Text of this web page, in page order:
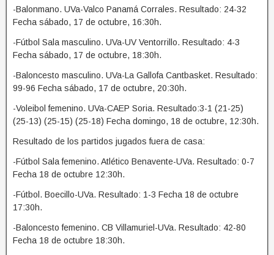
-Balonmano. UVa-Valco Panamá Corrales. Resultado: 24-32
Fecha sábado, 17 de octubre, 16:30h.
-Fútbol Sala masculino. UVa-UV Ventorrillo. Resultado: 4-3
Fecha sábado, 17 de octubre, 18:30h.
-Baloncesto masculino. UVa-La Gallofa Cantbasket. Resultado:
99-96 Fecha sábado, 17 de octubre, 20:30h.
-Voleibol femenino. UVa-CAEP Soria. Resultado:3-1 (21-25)
(25-13) (25-15) (25-18) Fecha domingo, 18 de octubre, 12:30h.
Resultado de los partidos jugados fuera de casa:
-Fútbol Sala femenino. Atlético Benavente-UVa. Resultado: 0-7
Fecha 18 de octubre 12:30h.
-Fútbol. Boecillo-UVa. Resultado: 1-3 Fecha 18 de octubre
17:30h.
-Baloncesto femenino. CB Villamuriel-UVa. Resultado: 42-80
Fecha 18 de octubre 18:30h.